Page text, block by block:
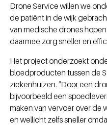
Drone Service willen we
de patiënt in de wijk
van medische drones
daarmee zorg sneller en
Het project onderzoekt
bloedproducten tussen de
ziekenhuizen. “Door een
bijvoorbeeld een
maken van vervoer over de
en wellicht zelfs sneller